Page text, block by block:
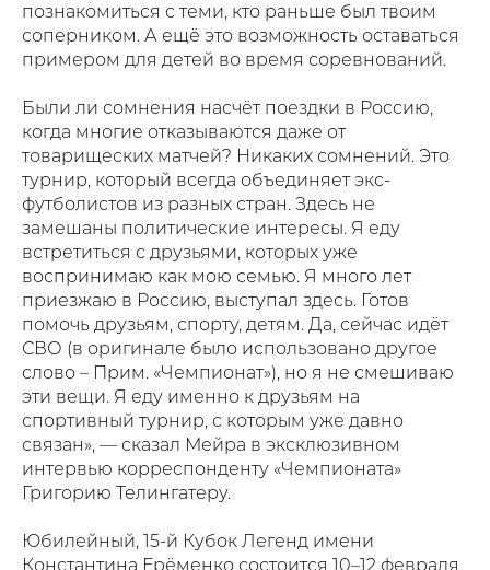
познакомиться с теми, кто раньше был твоим
соперником. А ещё это возможность оставаться
примером для детей во время соревнований.
Были ли сомнения насчёт поездки в Россию,
когда многие отказываются даже от
товарищеских матчей? Никаких сомнений. Это
турнир, который всегда объединяет экс-
футболистов из разных стран. Здесь не
замешаны политические интересы. Я еду
встретиться с друзьями, которых уже
воспринимаю как мою семью. Я много лет
приезжаю в Россию, выступал здесь. Готов
помочь друзьям, спорту, детям. Да, сейчас идёт
СВО (в оригинале было использовано другое
слово – Прим. «Чемпионат»), но я не смешиваю
эти вещи. Я еду именно к друзьям на
спортивный турнир, с которым уже давно
связан», — сказал Мейра в эксклюзивном
интервью корреспонденту «Чемпионата»
Григорию Телингатеру.
Юбилейный, 15-й Кубок Легенд имени